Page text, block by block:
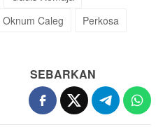
Oknum Caleg
Perkosa
SEBARKAN